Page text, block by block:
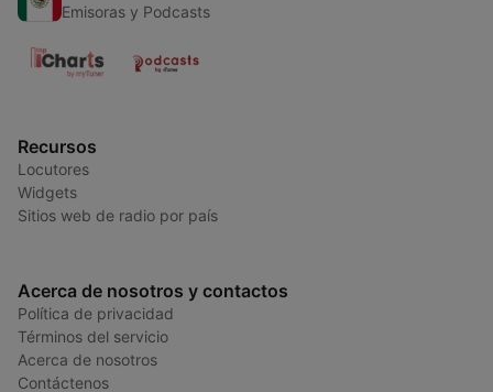
Emisoras y Podcasts
Recursos
Locutores
Widgets
Sitios web de radio por país
Acerca de nosotros y contactos
Política de privacidad
Términos del servicio
Acerca de nosotros
Contáctenos